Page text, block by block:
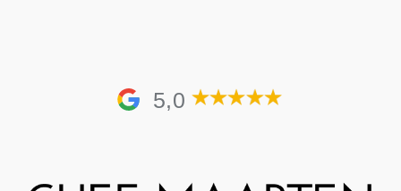
5,0